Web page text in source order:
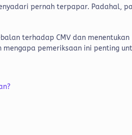
pernah terpapar. Padahal,
terhadap CMV dan menentukan
mengapa pemeriksaan ini penting